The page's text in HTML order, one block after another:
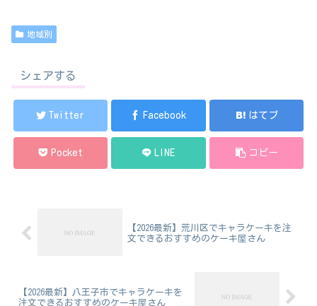
地域別
シェアする
Twitter Facebook はてブ
Pocket LINE コピー
【2026最新】荒川区でキャラケーキを注
文できるおすすめのケーキ屋さん
【2026最新】八王子市でキャラケーキを
注文できるおすすめのケーキ屋さん